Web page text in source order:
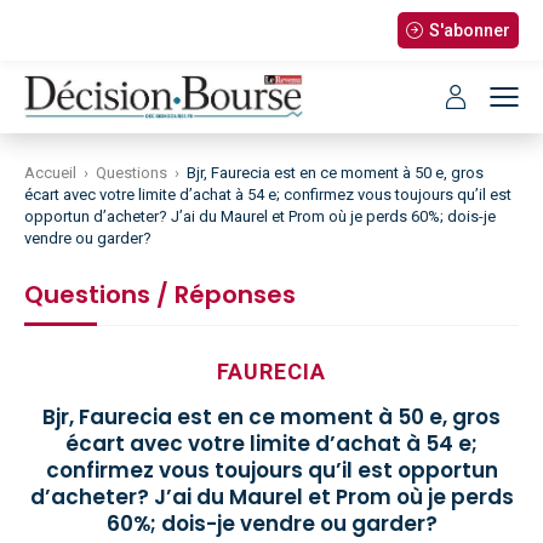
S'abonner
Accueil › Questions › Bjr, Faurecia est en ce moment à 50 e, gros
écart avec votre limite d’achat à 54 e; confirmez vous toujours qu’il est
opportun d’acheter? J’ai du Maurel et Prom où je perds 60%; dois-je
vendre ou garder?
Questions / Réponses
FAURECIA
Bjr, Faurecia est en ce moment à 50 e, gros
écart avec votre limite d’achat à 54 e;
confirmez vous toujours qu’il est opportun
d’acheter? J’ai du Maurel et Prom où je perds
60%; dois-je vendre ou garder?